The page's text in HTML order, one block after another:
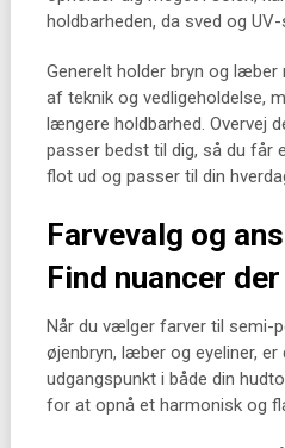
holdbarheden, da sved og
Generelt holder bryn og
af teknik og vedligeholdelse,
længere holdbarhed. Overvej
passer bedst til dig, så du får
flot ud og passer til din
Farvevalg og
Find nuancer
Når du vælger farver til semi-
øjenbryn, læber og eyeliner,
udgangspunkt i både din
for at opnå et harmonisk og